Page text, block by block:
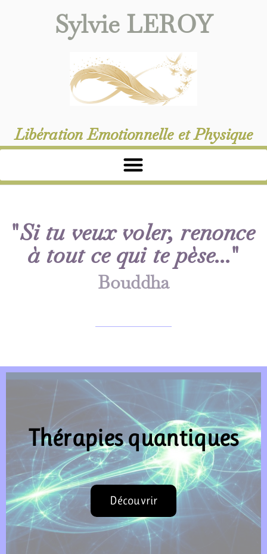
Sylvie LEROY
Libération Emotionnelle et Physique
"Si tu veux voler, renonce
à tout ce qui te pèse..."
Bouddha
Thérapies quantiques
Découvrir